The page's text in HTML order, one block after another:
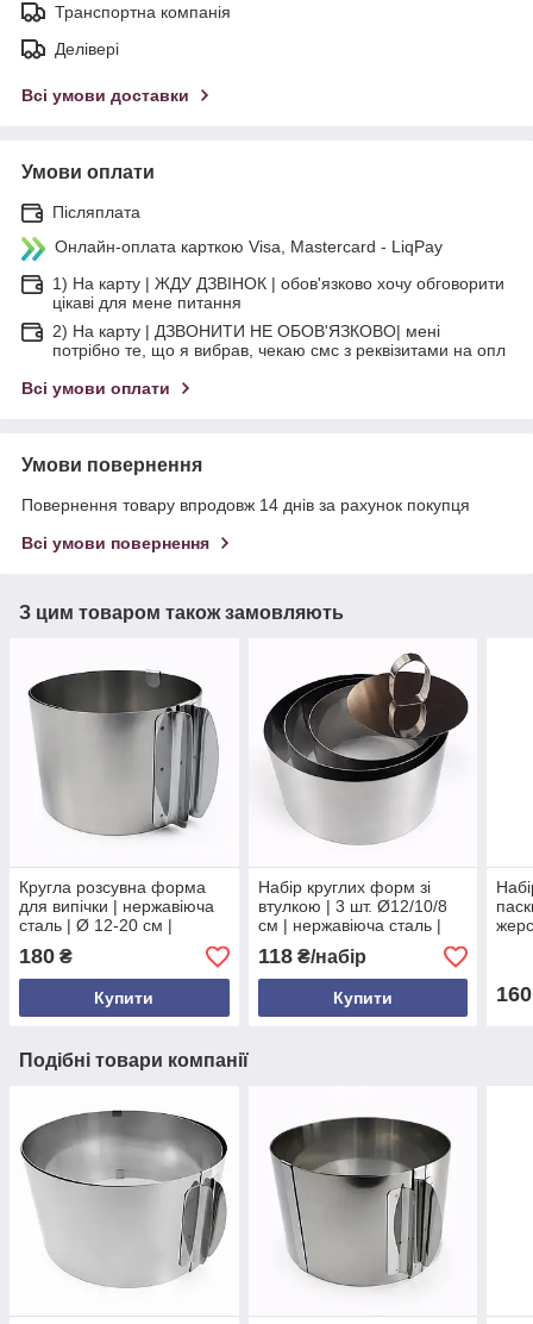
Транспортна компанія
Делівері
Всі умови доставки
Умови оплати
Післяплата
Онлайн-оплата карткою Visa, Mastercard - LiqPay
1) На карту | ЖДУ ДЗВІНОК | обов'язково хочу обговорити
цікаві для мене питання
2) На карту | ДЗВОНИТИ НЕ ОБОВ'ЯЗКОВО| мені
потрібно те, що я вибрав, чекаю смс з реквізитами на опл
Всі умови оплати
Умови повернення
Повернення товару впродовж 14 днів за рахунок покупця
Всі умови повернення
З цим товаром також замовляють
Кругла розсувна форма
для випічки | нержавіюча
сталь | Ø 12-20 см |
висота 8 см | без дна |
розсувна | міцна і
універсальна
180 ₴
Купити
Набір круглих форм зі
втулкою | 3 шт. Ø12/10/8
см | нержавіюча сталь |
висота 4.9 см | для тортів,
салатів, десертів
118₴/набір
Купити 160
Подібні товари компанії